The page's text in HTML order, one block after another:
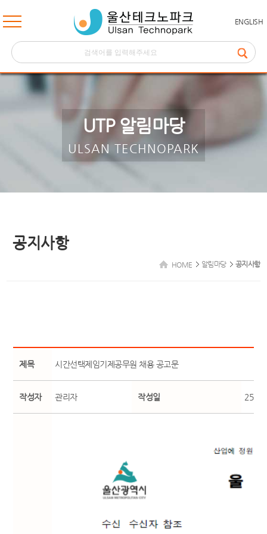
ENGLISH
UTP 알림마당
ULSAN TECHNOPARK
공지사항
HOME 알림마당 공지사항
제목 시간선택제임기제공무원 채용 공고문
작성자 관리자 작성일 25-